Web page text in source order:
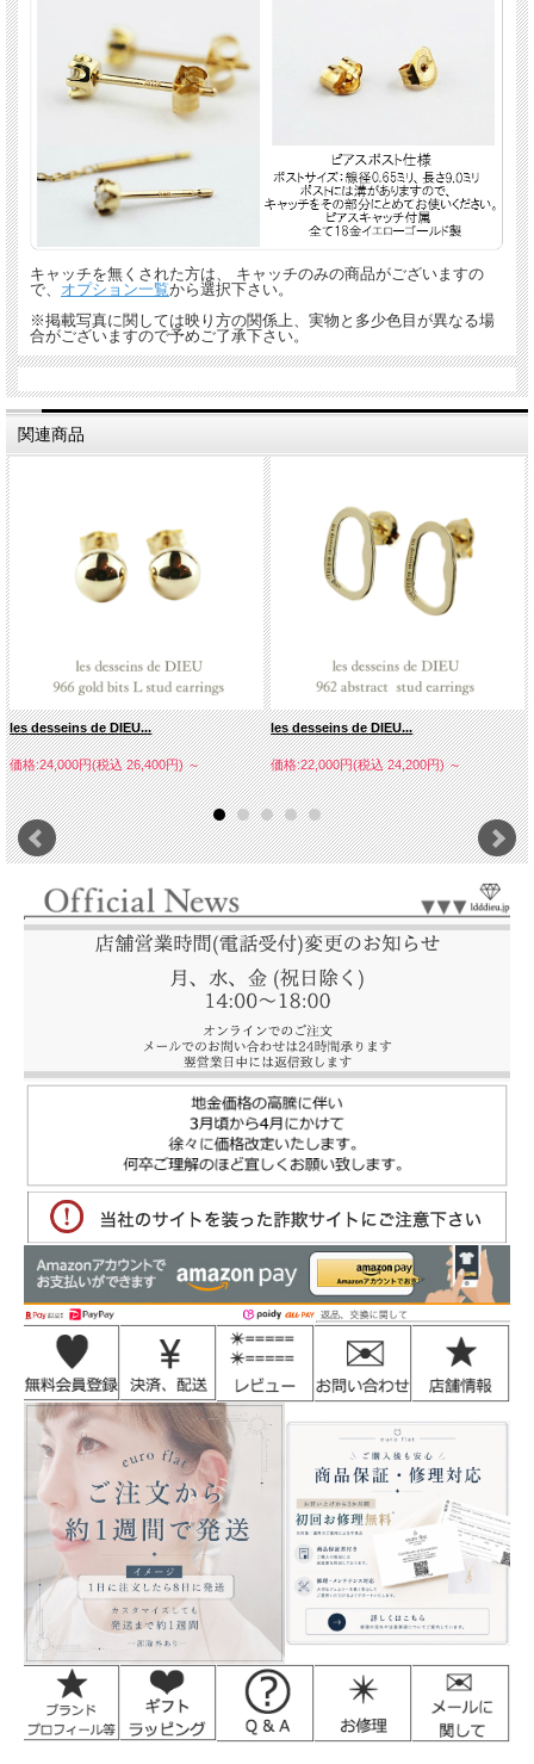
キャッチを無くされた方は、 キャッチのみの商品がございますの
で、 オプション一覧から選択下さい。
※掲載写真に関しては映り方の関係上、実物と多少色目が異なる場
合がございますので予めご了承下さい。
関連商品
les desseins de DIEU...
価格:24,000円(税込 26,400円)～
les desseins de DIEU...
価格:22,000円(税込 24,200円)～